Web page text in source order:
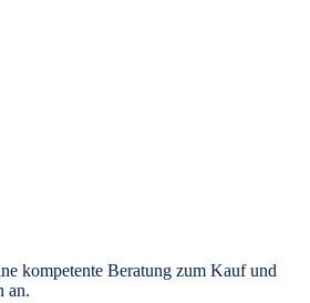
kompetente Beratung zum Kauf und
an.